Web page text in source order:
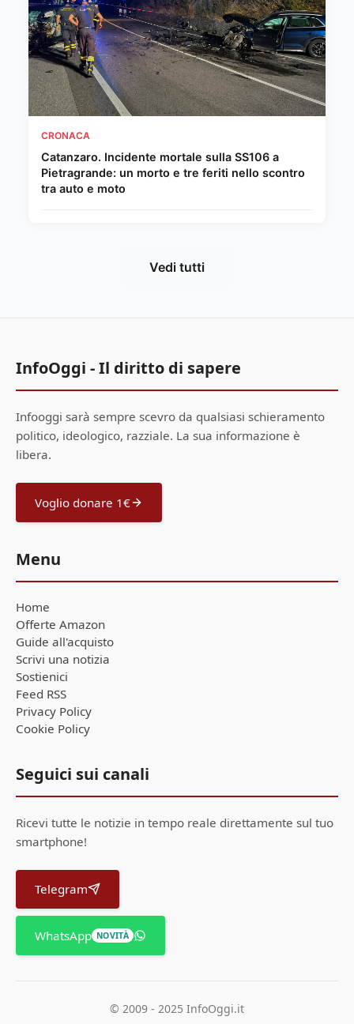
CRONACA
Catanzaro. Incidente mortale sulla SS106 a
Pietragrande: un morto e tre feriti nello scontro
tra auto e moto
Vedi tutti
InfoOggi - Il diritto di sapere
Infooggi sarà sempre scevro da qualsiasi schieramento
politico, ideologico, razziale. La sua informazione è
libera.
Voglio donare 1€
Menu
Home
Offerte Amazon
Guide all'acquisto
Scrivi una notizia
Sostienici
Feed RSS
Privacy Policy
Cookie Policy
Seguici sui canali
Ricevi tutte le notizie in tempo reale direttamente sul tuo
smartphone!
Telegram
WhatsApp NOVITÀ
© 2009 - 2025 InfoOggi.it